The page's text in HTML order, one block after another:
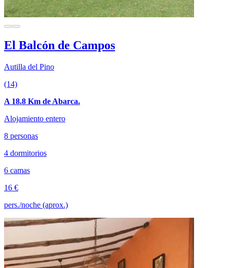
El Balcón de Campos
Autilla del Pino
(14)
A 18.8 Km de Abarca.
Alojamiento entero
8 personas
4 dormitorios
6 camas
16 €
pers./noche (aprox.)